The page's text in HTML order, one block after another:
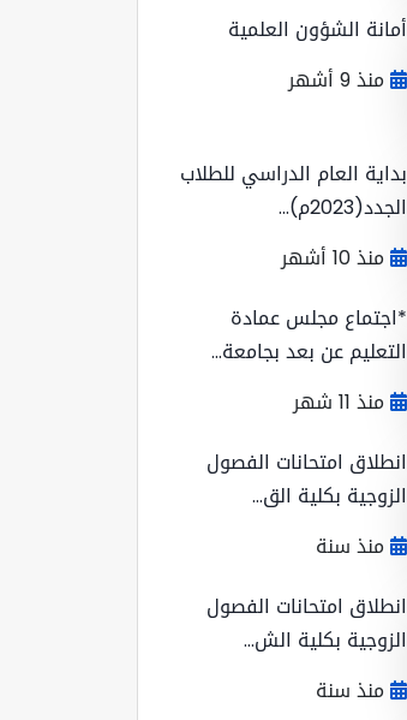
أمانة الشؤون العلمية
منذ 9 أشهر
بداية العام الدراسي للطلاب
الجدد(2023م)...
منذ 10 أشهر
*اجتماع مجلس عمادة
التعليم عن بعد بجامعة...
منذ 11 شهر
انطلاق امتحانات الفصول
الزوجية بكلية الق...
منذ سنة
انطلاق امتحانات الفصول
الزوجية بكلية الش...
منذ سنة